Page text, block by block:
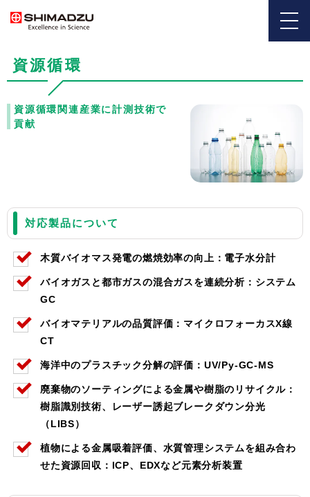
資源循環
資源循環関連産業に計測技術で
貢献
対応製品について
木質バイオマス発電の燃焼効率の向上：電子水分計
バイオガスと都市ガスの混合ガスを連続分析：システム
GC
バイオマテリアルの品質評価：マイクロフォーカスX線
CT
海洋中のプラスチック分解の評価：UV/Py-GC-MS
廃棄物のソーティングによる金属や樹脂のリサイクル：
樹脂識別技術、レーザー誘起ブレークダウン分光
（LIBS）
植物による金属吸着評価、水質管理システムを組み合わ
せた資源回収：ICP、EDXなど元素分析装置